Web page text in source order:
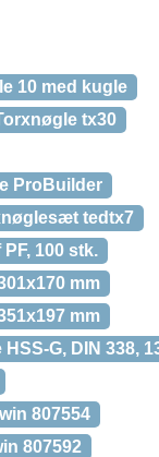
10 med kugle
tx30
ProBuilder
tedtx7
100 stk.
mm
mm
G, DIN 338,
807554
807592